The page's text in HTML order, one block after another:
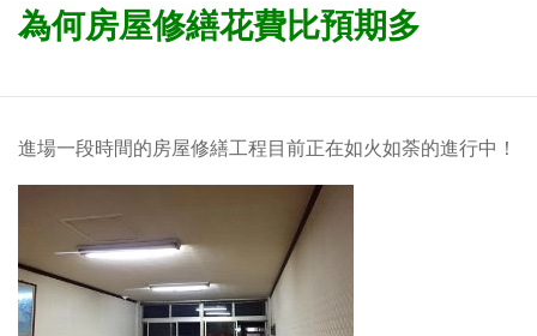
為何房屋修繕花費比預期多
進場一段時間的房屋修繕工程目前正在如火如荼的進行中！